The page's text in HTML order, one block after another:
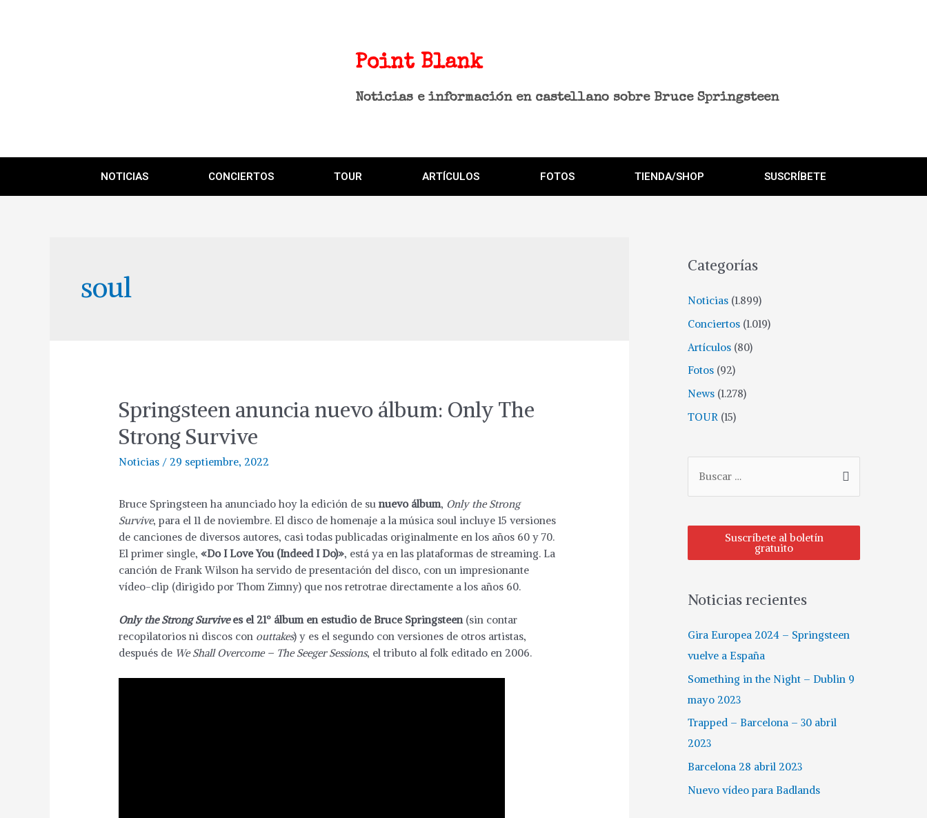
Point Blank
Noticias e información en castellano sobre Bruce Springsteen
NOTICIAS CONCIERTOS TOUR ARTÍCULOS FOTOS TIENDA/SHOP SUSCRÍBETE
soul
Springsteen anuncia nuevo álbum: Only The
Strong Survive
Noticias / 29 septiembre, 2022
Bruce Springsteen ha anunciado hoy la edición de sunuevo álbum, Only the Strong
Survive, para el 11 de noviembre. El disco de homenaje a la música soul incluye 15 versiones
de canciones de diversos autores, casi todas publicadas originalmente en los años 60 y 70.
El primer single,«Do I Love You (Indeed I Do)», está ya en las plataformas de streaming. La
canción de Frank Wilson ha servido de presentación del disco, con un impresionante
vídeo-clip (dirigido por Thom Zimny) que nos retrotrae directamente a los años 60.
Only the Strong Survivees el 21º álbum en estudio de Bruce Springsteen(sin contar
recopilatorios ni discos con outtakes) y es el segundo con versiones de otros artistas,
después de We Shall Overcome – The Seeger Sessions, el tributo al folk editado en 2006.
Categorías
Noticias (1.899)
Conciertos (1.019)
Artículos (80)
Fotos (92)
News (1.278)
TOUR (15)
Suscríbete al boletín
gratuito
Noticias recientes
Gira Europea 2024 – Springsteen
vuelve a España
Something in the Night – Dublin 9
mayo 2023
Trapped – Barcelona – 30 abril
2023
Barcelona 28 abril 2023
Nuevo vídeo para Badlands